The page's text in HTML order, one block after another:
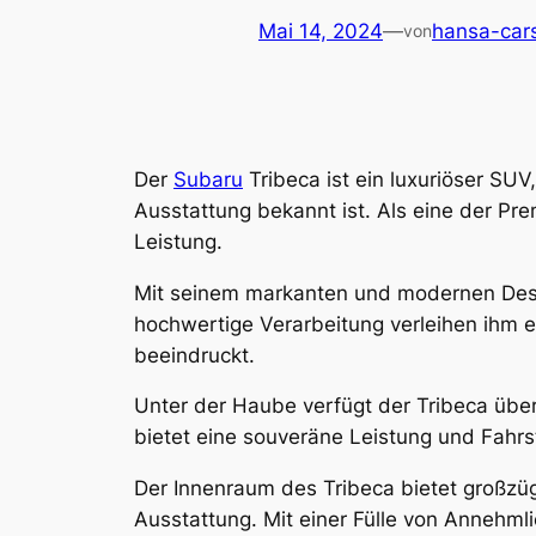
Mai 14, 2024—vonhansa-
Der Subaru Tribeca ist ein luxuriöser
Ausstattung bekannt ist. Als eine der
Leistung.
Mit seinem markanten und modernen
hochwertige Verarbeitung verleihen ihm
beeindruckt.
Unter der Haube verfügt der Tribeca
bietet eine souveräne Leistung und
Der Innenraum des Tribeca bietet
Ausstattung. Mit einer Fülle von